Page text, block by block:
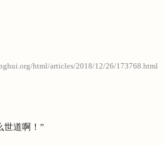
html/articles/2018/12/26/173768.html
世道啊！”